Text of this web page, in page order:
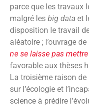
parce que les travaux
malgré les big data et
disposition le travail
aléatoire ; l’ouvrage
ne se laisse pas
favorable aux thèses
La troisième raison
sur l’écologie et
science à prédire